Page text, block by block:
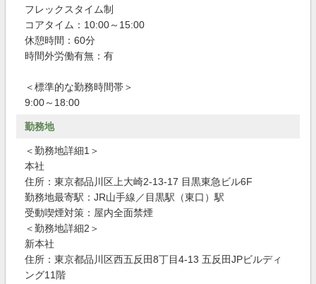
フレックスタイム制
コアタイム：10:00～15:00
休憩時間：60分
時間外労働有無：有
＜標準的な勤務時間帯＞
9:00～18:00
勤務地
＜勤務地詳細1＞
本社
住所：東京都品川区上大崎2-13-17 目黒東急ビル6F
勤務地最寄駅：JR山手線／目黒駅（東口）駅
受動喫煙対策：屋内全面禁煙
＜勤務地詳細2＞
新本社
住所：東京都品川区西五反田8丁目4-13 五反田JPビルディ
ング11階